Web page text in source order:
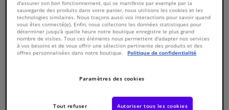
Fenêtres & accessoires
Intérieur & ameublement
Styling & Performance
Nettoyage & protection
801126
TTC
d'assurer son bon fonctionnement, qui se manifeste par exemple par la
sauvegarde des produits dans votre panier, nous utilisons les cookies et les
technologies similaires. Nous traçons aussi vos interactions pour savoir quand
vous êtes connecté(e). Enfin, nous collectons les données statistiques pour
déterminer jusqu'à quelle heure notre boutique enregistre le plus grand
nombre de visites. Tous ces éléments nous permettent d'adapter nos services
à vos besoins et de vous offrir une sélection pertinente des produits et des
offres personnalisées dans notre boutique.
Politique de confidentialité
Paramètres des cookies
Tout refuser Autoriser tous les cookies